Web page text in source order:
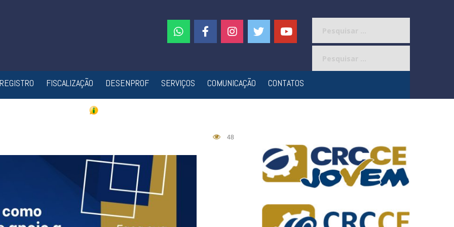
REGISTRO FISCALIZAÇÃO DESENPROF SERVIÇOS COMUNICAÇÃO CONTATOS
48